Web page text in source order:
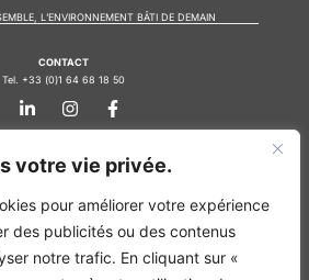
votre vie privée.
pour améliorer votre expérience
des publicités ou des contenus
notre trafic. En cliquant sur «
L’ENVIRONNEMENT BÂTI DE DEMAIN
CONTACT
Tel. +33 (0)1 64 68 18 50
i
n
e
i
-
i
I
n
s
a
r
a
m
F
a
c
b
o
-
f
Nos agences
de France